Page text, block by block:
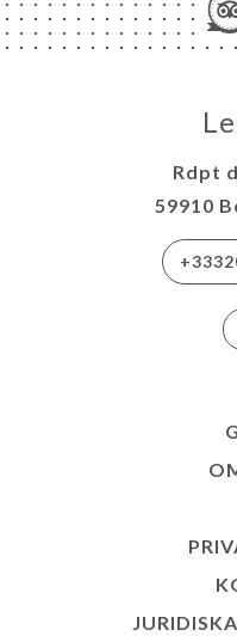
Rdpt
59910